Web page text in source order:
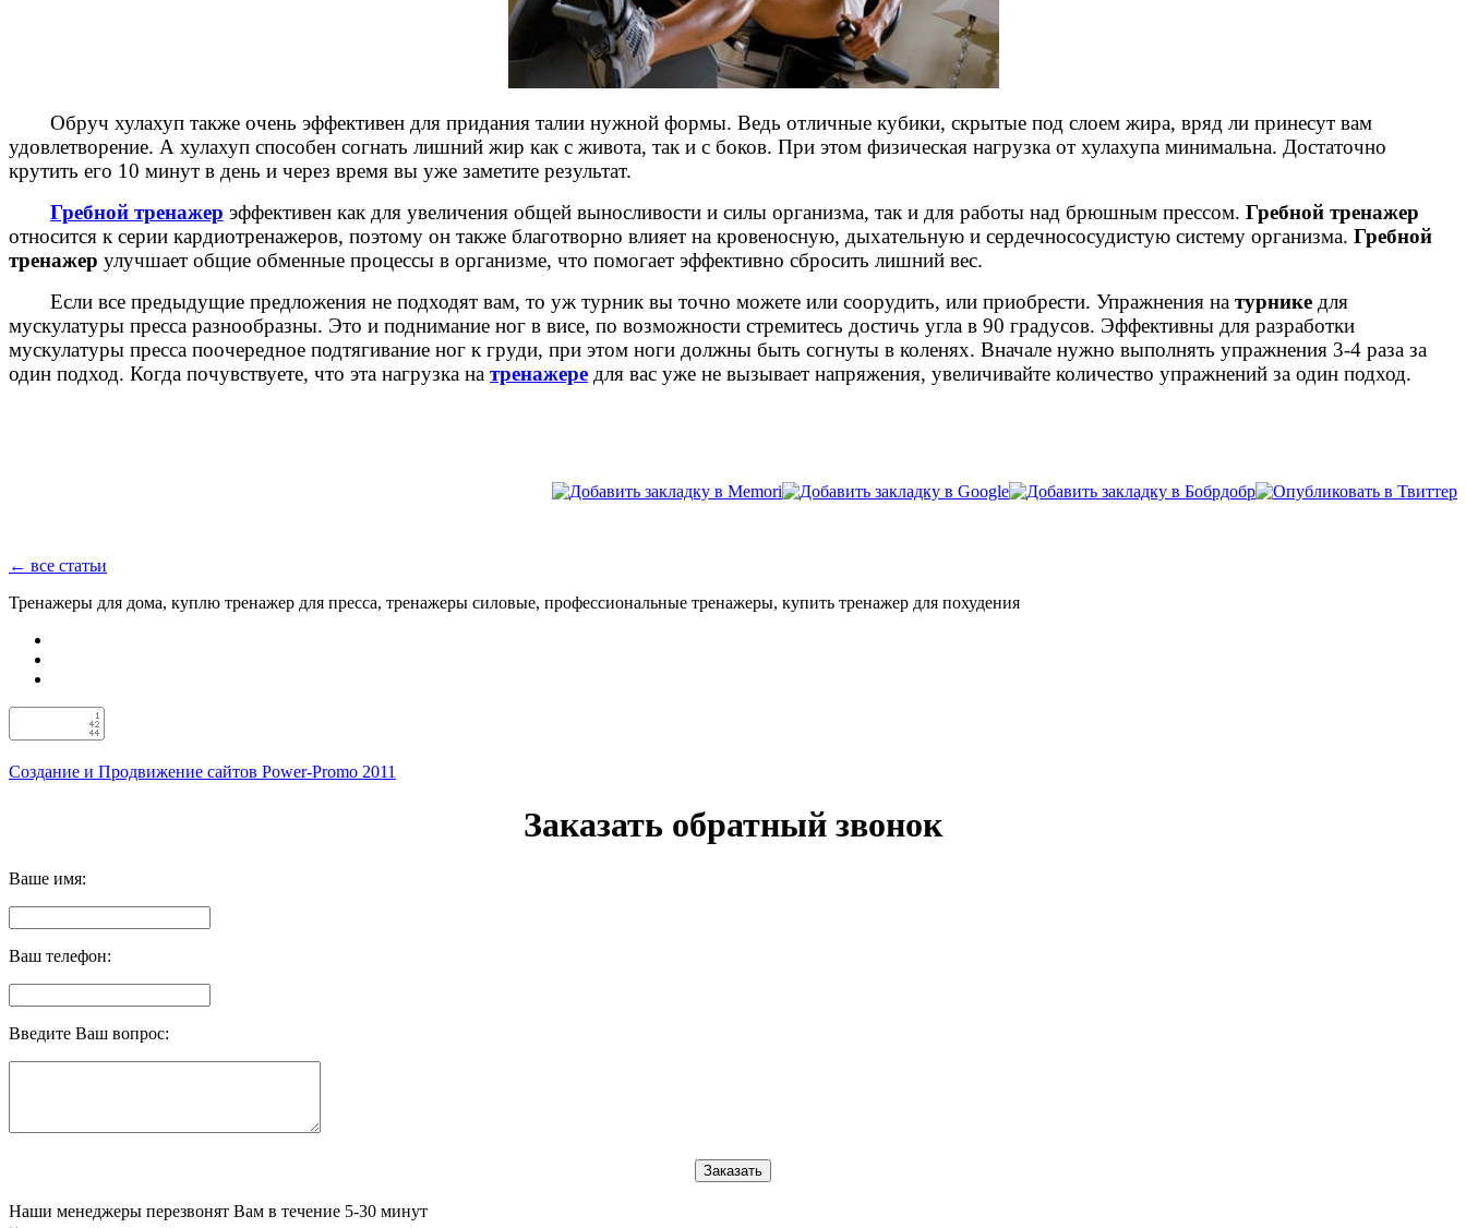
Обруч хулахуп также очень эффективен для придания талии нужной формы. Ведь отличные кубики, скрытые под слоем жира, вряд ли принесут вам
удовлетворение. А хулахуп способен согнать лишний жир как с живота, так и с боков. При этом физическая нагрузка от хулахупа минимальна. Достаточно
крутить его 10 минут в день и через время вы уже заметите результат.
Гребной тренажер эффективен как для увеличения общей выносливости и силы организма, так и для работы над брюшным прессом. Гребной тренажер
относится к серии кардиотренажеров, поэтому он также благотворно влияет на кровеносную, дыхательную и сердечнососудистую систему организма. Гребной
тренажер улучшает общие обменные процессы в организме, что помогает эффективно сбросить лишний вес.
Если все предыдущие предложения не подходят вам, то уж турник вы точно можете или соорудить, или приобрести. Упражнения на турникедля
мускулатуры пресса разнообразны. Это и поднимание ног в висе, по возможности стремитесь достичь угла в 90 градусов. Эффективны для разработки
мускулатуры пресса поочередное подтягивание ног к груди, при этом ноги должны быть согнуты в коленях. Вначале нужно выполнять упражнения 3-4 раза за
один подход. Когда почувствуете, что эта нагрузка на тренажере для вас уже не вызывает напряжения, увеличивайте количество упражнений за один подход.
← все статьи
Тренажеры для дома, куплю тренажер для пресса, тренажеры силовые, профессиональные тренажеры, купить тренажер для похудения
Создание и Продвижение сайтов Power-Promo 2011
Заказать обратный звонок
Ваше имя:
Ваш телефон:
Введите Ваш вопрос:
Наши менеджеры перезвонят Вам в течение 5-30 минут